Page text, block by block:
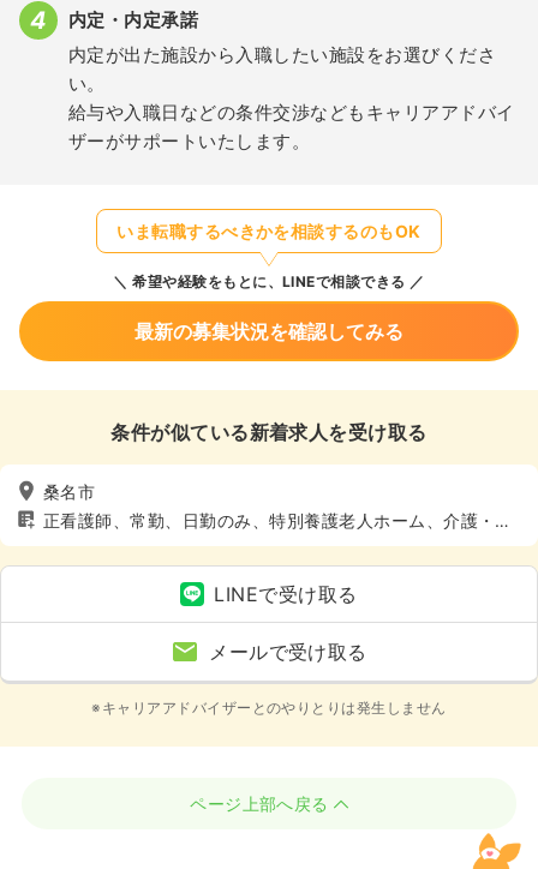
内定・内定承諾
内定が出た施設から入職したい施設をお選びくださ
い。
給与や入職日などの条件交渉などもキャリアアドバイ
ザーがサポートいたします。
いま転職するべきかを相談するのもOK
希望や経験をもとに、LINEで相談できる
最新の募集状況を確認してみる
条件が似ている新着求人を受け取る
桑名市
正看護師、常勤、日勤のみ、特別養護老人ホーム、介護・福
祉系、4週8休以上
LINEで受け取る
メールで受け取る
※キャリアアドバイザーとのやりとりは発生しません
ページ上部へ戻る